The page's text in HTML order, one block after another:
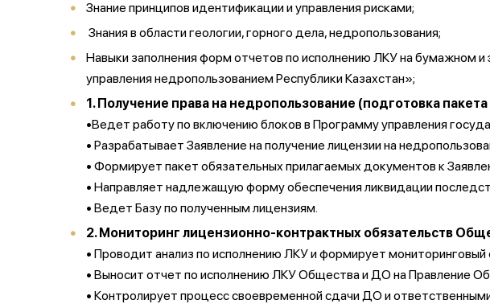
Знание принципов идентификации и управления рисками;
Знания в области геологии, горного дела, недропользования;
Навыки заполнения форм отчетов по исполнению ЛКУ на бумажном
управления недропользованием Республики Казахстан»;
1. Получение права на недропользование (подготовка
•Ведет работу по включению блоков в Программу управления
• Разрабатывает Заявление на получение лицензии на
• Формирует пакет обязательных прилагаемых документов к
• Направляет надлежащую форму обеспечения ликвидации
• Ведет Базу по полученным лицензиям.
2. Мониторинг лицензионно-контрактных обязательств
• Проводит анализ по исполнению ЛКУ и формирует
• Выносит отчет по исполнению ЛКУ Общества и ДО на Правление
• Контролирует процесс своевременной сдачи ДО и